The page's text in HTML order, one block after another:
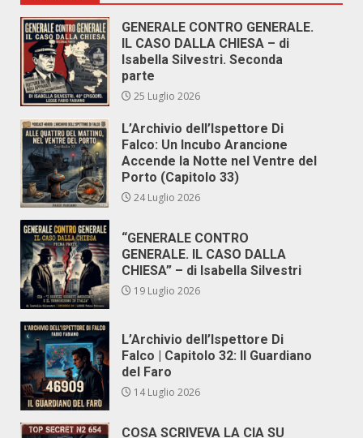
GENERALE CONTRO GENERALE.
IL CASO DALLA CHIESA – di
Isabella Silvestri. Seconda
parte
25 Luglio 2026
L’Archivio dell’Ispettore Di
Falco: Un Incubo Arancione
Accende la Notte nel Ventre del
Porto (Capitolo 33)
24 Luglio 2026
“GENERALE CONTRO
GENERALE. IL CASO DALLA
CHIESA” – di Isabella Silvestri
19 Luglio 2026
L’Archivio dell’Ispettore Di
Falco | Capitolo 32: Il Guardiano
del Faro
14 Luglio 2026
COSA SCRIVEVA LA CIA SU